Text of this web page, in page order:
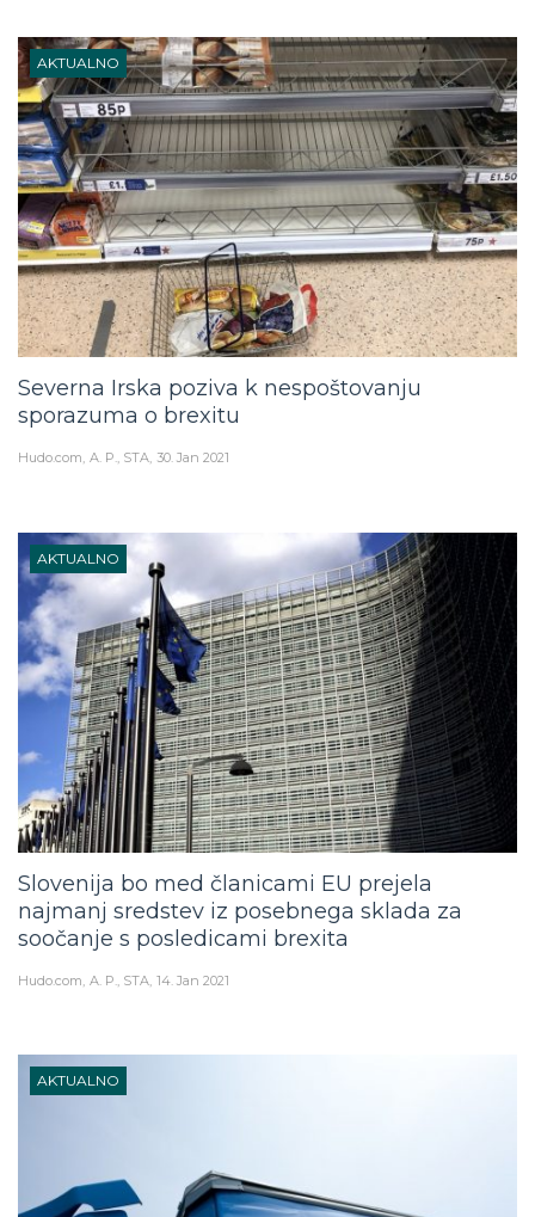
AKTUALNO
Severna Irska poziva k nespoštovanju
sporazuma o brexitu
Hudo.com A. P., STA 30. Jan 2021
AKTUALNO
Slovenija bo med članicami EU prejela
najmanj sredstev iz posebnega sklada za
soočanje s posledicami brexita
Hudo.com A. P., STA 14. Jan 2021
AKTUALNO